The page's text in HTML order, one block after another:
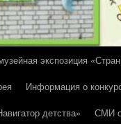
экспозиция
Информация о
детства»
СМИ